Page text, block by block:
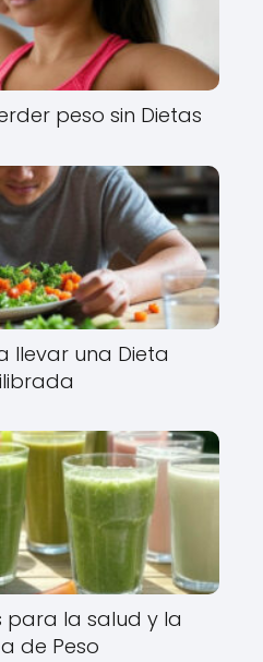
peso sin Dietas
llevar una Dieta
para la salud y la
de Peso